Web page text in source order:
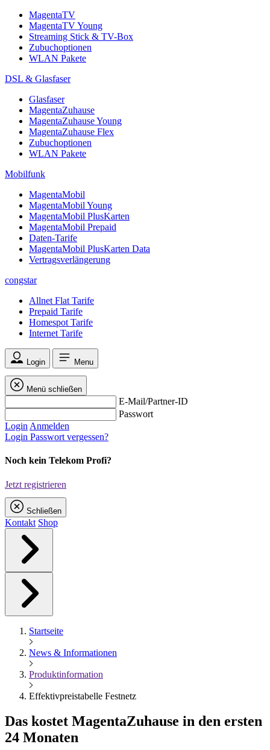
MagentaTV
MagentaTV Young
Streaming Stick & TV-Box
Zubuchoptionen
WLAN Pakete
DSL & Glasfaser
Glasfaser
MagentaZuhause
MagentaZuhause Young
MagentaZuhause Flex
Zubuchoptionen
WLAN Pakete
Mobilfunk
MagentaMobil
MagentaMobil Young
MagentaMobil PlusKarten
MagentaMobil Prepaid
Daten-Tarife
MagentaMobil PlusKarten Data
Vertragsverlängerung
congstar
Allnet Flat Tarife
Prepaid Tarife
Homespot Tarife
Internet Tarife
Login Menu
Menü schließen
E-Mail/Partner-ID
Passwort
Login Anmelden
Login Passwort vergessen?
Noch kein Telekom Profi?
Jetzt registrieren
Schließen
Kontakt Shop
Startseite
News & Informationen
Produktinformation
Effektivpreistabelle Festnetz
Das kostet MagentaZuhause in den ersten
24 Monaten